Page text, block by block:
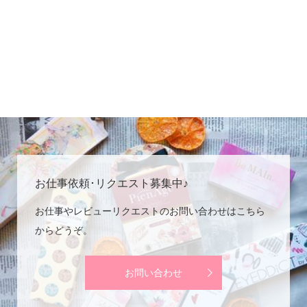
お仕事依頼･リクエスト募集中♪
お仕事やレビューリクエストのお問い合わせはこちら
からどうぞ。
お問い合わせ